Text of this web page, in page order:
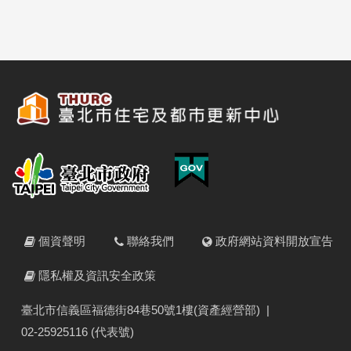
個資聲明 聯絡我們 政府網站資料開放宣告
隱私權及資訊安全政策
臺北市信義區福德街84巷50號1樓(資產經營部) |
02-25925116 (代表號)